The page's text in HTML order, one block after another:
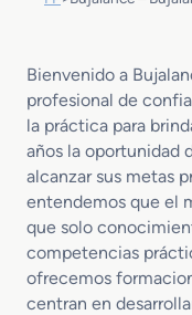
Bienvenido a
profesional de
la práctica para
años la oportunidad
alcanzar sus metas
entendemos que el
que solo
competencias
ofrecemos
centran en